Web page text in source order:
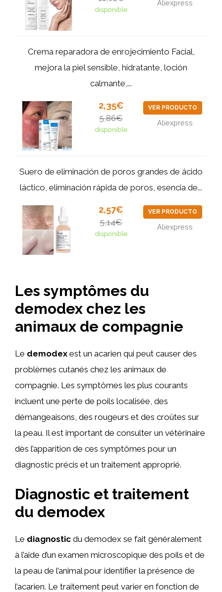
disponible
Aliexpress
Crema reparadora de enrojecimiento Facial,
mejora la piel sensible, hidratante, loción
calmante,...
2,35€
5,86€
disponible
VER PRODUCTO
Aliexpress
Suero de eliminación de poros grandes de ácido
láctico, eliminación rápida de poros, esencia de...
2,57€
5,14€
disponible
VER PRODUCTO
Aliexpress
Les symptômes du
demodex chez les
animaux de compagnie
Le demodex est un acarien qui peut causer des
problèmes cutanés chez les animaux de
compagnie. Les symptômes les plus courants
incluent une perte de poils localisée, des
démangeaisons, des rougeurs et des croûtes sur
la peau. Il est important de consulter un vétérinaire
dès l’apparition de ces symptômes pour un
diagnostic précis et un traitement approprié.
Diagnostic et traitement
du demodex
Le diagnostic du demodex se fait généralement
à l’aide d’un examen microscopique des poils et de
la peau de l’animal pour identifier la présence de
l’acarien. Le traitement peut varier en fonction de